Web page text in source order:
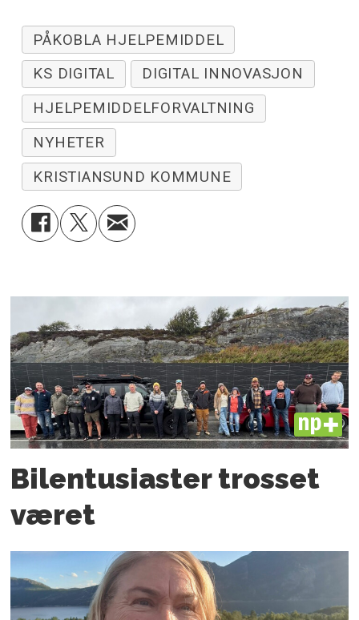
PÅKOBLA HJELPEMIDDEL
KS DIGITAL
DIGITAL INNOVASJON
HJELPEMIDDELFORVALTNING
NYHETER
KRISTIANSUND KOMMUNE
PLUS
Bilentusiaster trosset
været